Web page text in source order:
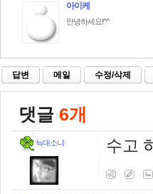
아이케
안녕하세요!^^
답변 메일 수정/삭제
댓글 6개
늑대소냐 수고